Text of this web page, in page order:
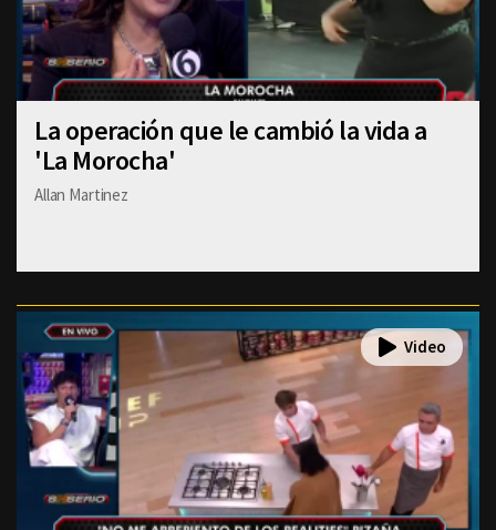
La operación que le cambió la vida a
'La Morocha'
Allan Martinez